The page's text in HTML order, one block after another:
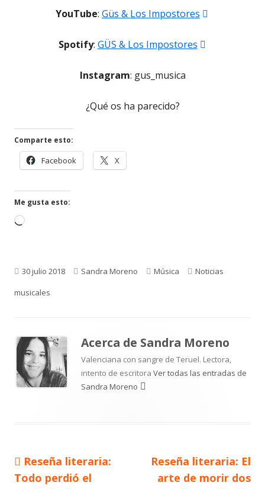
YouTube: Güs & Los Impostores
Spotify: GÜS & Los Impostores
Instagram: gus_musica
¿Qué os ha parecido?
Comparte esto:
Facebook
en
X
en
Me gusta esto:
Cargando...
Publicado
el
30 julio 2018 Autor
Sandra Moreno Categorías
Música Etiquetas
Noticias
musicales
Acerca de Sandra Moreno
Valenciana con sangre de Teruel. Lectora,
intento de escritora Ver todas las entradas de
Sandra Moreno
Navegación
Artículo
anterior
Reseña literaria:
Todo perdió el
Artículo
siguiente
Reseña literaria: El
arte de morir dos